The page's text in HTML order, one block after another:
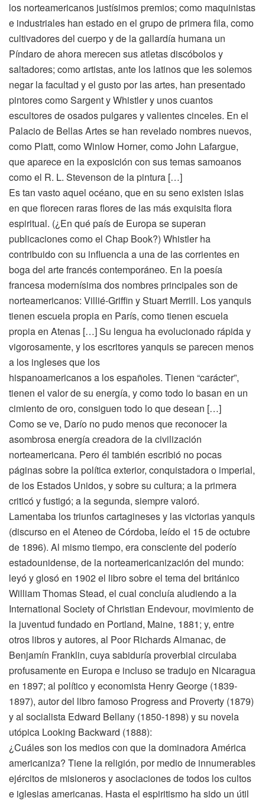
los norteamericanos justísimos premios; como maquinistas
e industriales han estado en el grupo de primera fila, como
cultivadores del cuerpo y de la gallardía humana un
Píndaro de ahora merecen sus atletas discóbolos y
saltadores; como artistas, ante los latinos que les solemos
negar la facultad y el gusto por las artes, han presentado
pintores como Sargent y Whistler y unos cuantos
escultores de osados pulgares y valientes cinceles. En el
Palacio de Bellas Artes se han revelado nombres nuevos,
como Platt, como Winlow Horner, como John Lafargue,
que aparece en la exposición con sus temas samoanos
como el R. L. Stevenson de la pintura […]
Es tan vasto aquel océano, que en su seno existen islas
en que florecen raras flores de las más exquisita flora
espiritual. (¿En qué país de Europa se superan
publicaciones como el Chap Book?) Whistler ha
contribuido con su influencia a una de las corrientes en
boga del arte francés contemporáneo. En la poesía
francesa modernísima dos nombres principales son de
norteamericanos: Villié-Griffin y Stuart Merrill. Los yanquis
tienen escuela propia en París, como tienen escuela
propia en Atenas […] Su lengua ha evolucionado rápida y
vigorosamente, y los escritores yanquis se parecen menos
a los ingleses que los
hispanoamericanos a los españoles. Tienen “carácter”,
tienen el valor de su energía, y como todo lo basan en un
cimiento de oro, consiguen todo lo que desean […]
Como se ve, Darío no pudo menos que reconocer la
asombrosa energía creadora de la civilización
norteamericana. Pero él también escribió no pocas
páginas sobre la política exterior, conquistadora o imperial,
de los Estados Unidos, y sobre su cultura; a la primera
criticó y fustigó; a la segunda, siempre valoró.
Lamentaba los triunfos cartagineses y las victorias yanquis
(discurso en el Ateneo de Córdoba, leído el 15 de octubre
de 1896). Al mismo tiempo, era consciente del poderío
estadounidense, de la norteamericanización del mundo:
leyó y glosó en 1902 el libro sobre el tema del británico
William Thomas Stead, el cual concluía aludiendo a la
International Society of Christian Endevour, movimiento de
la juventud fundado en Portland, Maine, 1881; y, entre
otros libros y autores, al Poor Richards Almanac, de
Benjamín Franklin, cuya sabiduría proverbial circulaba
profusamente en Europa e incluso se tradujo en Nicaragua
en 1897; al político y economista Henry George (1839-
1897), autor del libro famoso Progress and Proverty (1879)
y al socialista Edward Bellany (1850-1898) y su novela
utópica Looking Backward (1888):
¿Cuáles son los medios con que la dominadora América
americaniza? Tiene la religión, por medio de innumerables
ejércitos de misioneros y asociaciones de todos los cultos
e iglesias americanas. Hasta el espiritismo ha sido un útil